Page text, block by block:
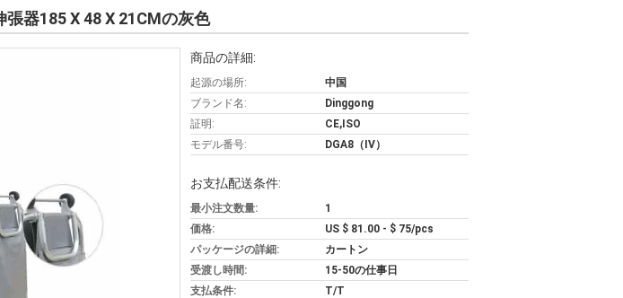
器185 X 48 X 21CMの灰色
商品の詳細:
起源の場所:
中国
ブランド名:
Dinggong
証明:
CE,ISO
モデル番号:
DGA8（IV）
お支払配送条件:
最小注文数量:
1
価格:
US $ 81.00 - $ 75/pcs
パッケージの詳細:
カートン
受渡し時間:
15-50の仕事日
支払条件:
T/T